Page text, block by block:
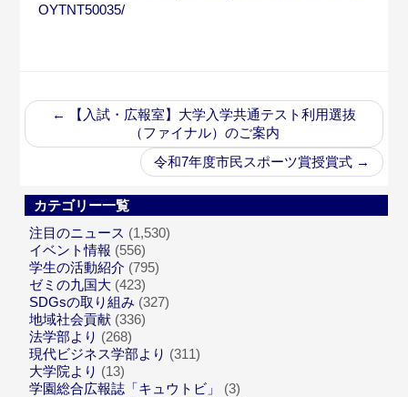
OYTNT50035/
←
【入試・広報室】大学入学共通テスト利用選抜
（ファイナル）のご案内
令和7年度市民スポーツ賞授賞式 →
カテゴリー一覧
注目のニュース (1,530)
イベント情報 (556)
学生の活動紹介 (795)
ゼミの九国大 (423)
SDGsの取り組み (327)
地域社会貢献 (336)
法学部より (268)
現代ビジネス学部より (311)
大学院より (13)
学園総合広報誌「キュウトビ」
(3)